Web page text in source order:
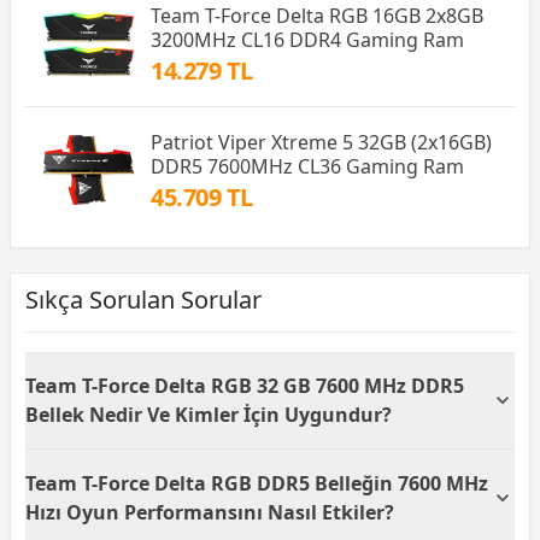
Team T-Force Delta RGB 16GB 2x8GB
3200MHz CL16 DDR4 Gaming Ram
14.279 TL
Patriot Viper Xtreme 5 32GB (2x16GB)
DDR5 7600MHz CL36 Gaming Ram
45.709 TL
Sıkça Sorulan Sorular
Team T-Force Delta RGB 32 GB 7600 MHz DDR5
Bellek Nedir Ve Kimler İçin Uygundur?
DDR5 Gaming Ram, yüksek performans isteyen
oyuncular ve profesyonel içerik üreticiler için
tasarlanmış bir bellek kitidir. 7600 MHz frekans ve
Team T-Force Delta RGB DDR5 Belleğin 7600 MHz
Hızı Oyun Performansını Nasıl Etkiler?